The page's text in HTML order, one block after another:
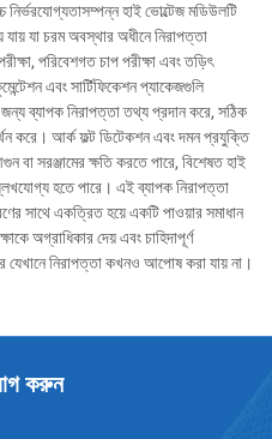
হাই ভোল্টেজ মডিউলটি
যা চরম অবস্থার অধীনে নিরাপত্তা
পরিবেশগত চাপ পরীক্ষা এবং তড়িৎ
এবং সার্টিফিকেশন প্যাকেজগুলি
জন্য ব্যাপক নিরাপত্তা তথ্য প্রদান করে, সঠিক
করে। আর্ক ফল্ট ডিটেকশন এবং দমন প্রযুক্তি
বা সরঞ্জামের ক্ষতি করতে পারে, বিশেষত হাই
হতে পারে। এই ব্যাপক নিরাপত্তা
সাথে একত্রিত হয়ে একটি পাওয়ার সমাধান
অগ্রাধিকার দেয় এবং চাহিদাপূর্ণ
যেখানে নিরাপত্তা কখনও আপোষ করা যায় না।
করুন